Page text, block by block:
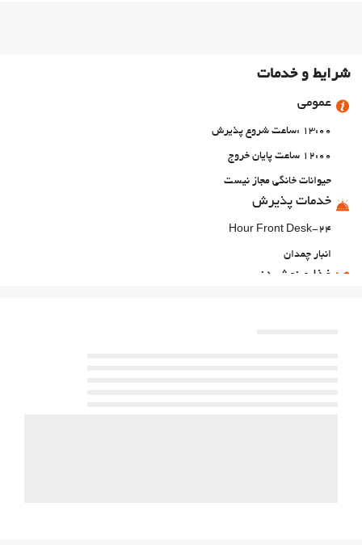
شرایط و خدمات
عمومی
13:00 :ساعت شروع پذیرش
12:00 ساعت پایان خروج
حیوانات خانگی مجاز نیست
خدمات پذیرش
24-Hour Front Desk
انبار چمدان
غذا و نوشیدنی